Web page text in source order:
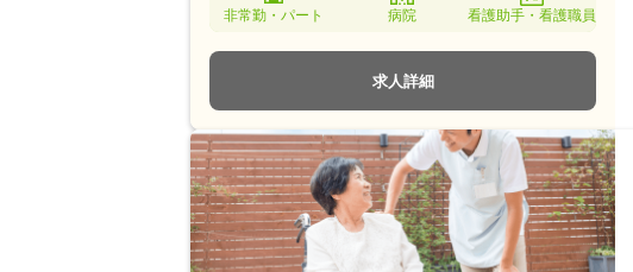
非常勤・パート 病院 看護助手・看護職員
求人詳細